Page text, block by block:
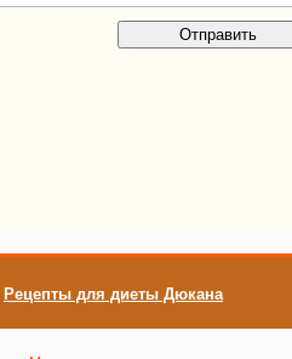
Рецепты для диеты Дюкана